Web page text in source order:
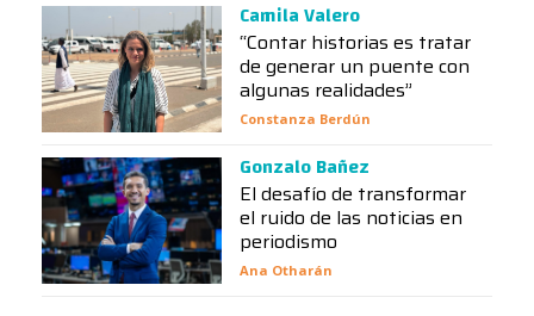
Camila Valero
“Contar historias es tratar
de generar un puente con
algunas realidades”
Constanza Berdún
Gonzalo Bañez
El desafío de transformar
el ruido de las noticias en
periodismo
Ana Otharán